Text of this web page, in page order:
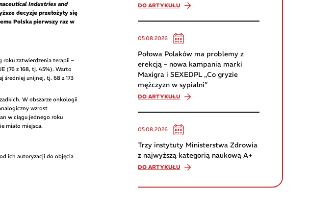
Industries and
decyzje przełożyły się
Polska pierwszy raz w
roku zatwierdzenia terapii –
(76 z 168, tj. 45%). Warto
średniej unijnej, tj. 68 z 173
W obszarze onkologii
wzrost
w ciągu jednego roku
miało miejsca.
ich autoryzacji do objęcia
DO ARTYKUŁU
05.08.2026
Połowa Polaków ma problemy z
erekcją – nowa kampania marki
Maxigra i SEXEDPL „Co gryzie
mężczyzn w sypialni”
DO ARTYKUŁU
05.08.2026
Trzy instytuty Ministerstwa Zdrowia
z najwyższą kategorią naukową A+
DO ARTYKUŁU